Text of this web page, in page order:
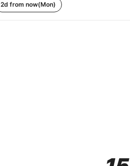
2d from now(Mon)